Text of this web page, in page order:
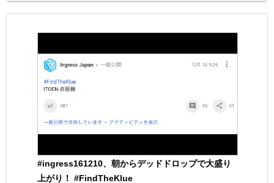
#ingress161210、朝からデッドドロップで大盛り
上がり！ #FindTheKlue